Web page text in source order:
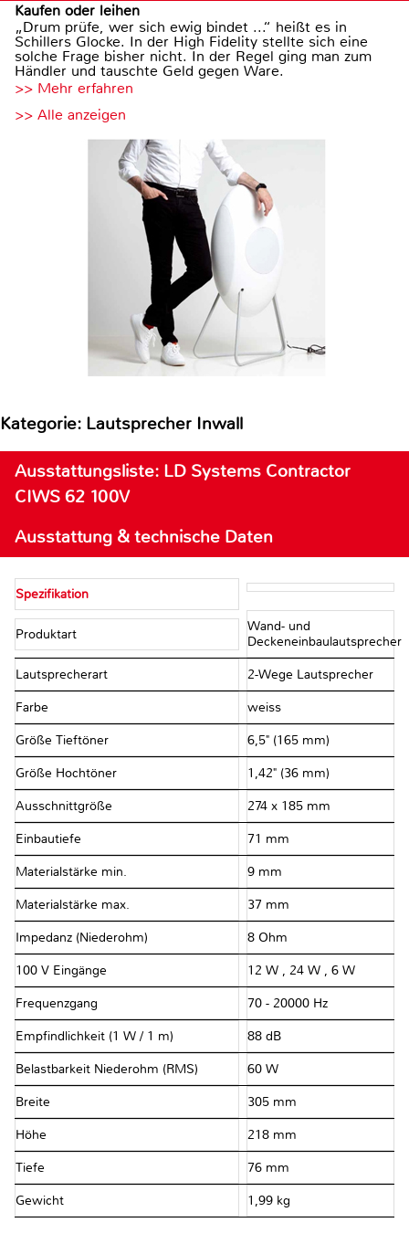
Kaufen oder leihen
„Drum prüfe, wer sich ewig bindet ...“ heißt es in
Schillers Glocke. In der High Fidelity stellte sich eine
solche Frage bisher nicht. In der Regel ging man zum
Händler und tauschte Geld gegen Ware.
>> Mehr erfahren
>> Alle anzeigen
Kategorie: Lautsprecher Inwall
Ausstattungsliste: LD Systems Contractor
CIWS 62 100V
Ausstattung & technische Daten
Spezifikation
Produktart
Wand- und
Deckeneinbaulautsprecher
Lautsprecherart 2-Wege Lautsprecher
Farbe weiss
Größe Tieftöner 6,5" (165 mm)
Größe Hochtöner 1,42" (36 mm)
Ausschnittgröße 274 x 185 mm
Einbautiefe 71 mm
Materialstärke min. 9 mm
Materialstärke max. 37 mm
Impedanz (Niederohm) 8 Ohm
100 V Eingänge 12 W , 24 W , 6 W
Frequenzgang 70 - 20000 Hz
Empfindlichkeit (1 W / 1 m) 88 dB
Belastbarkeit Niederohm (RMS) 60 W
Breite 305 mm
Höhe 218 mm
Tiefe 76 mm
Gewicht 1,99 kg